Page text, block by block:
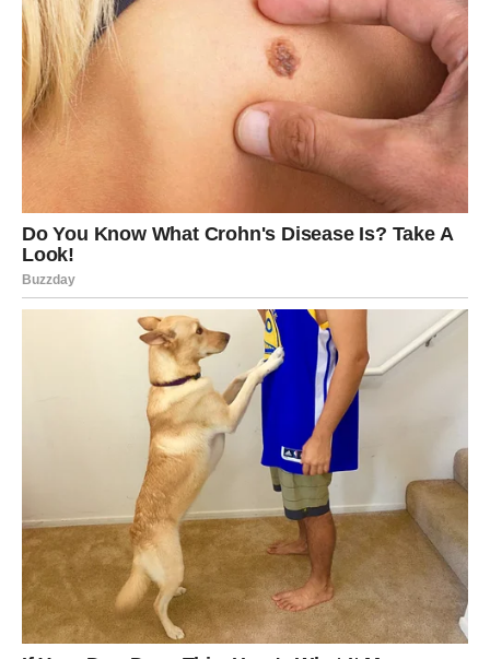
donetiveliki novac, prestiž i stabilnost kakvu dugo nisu
imali.
Ovo može biti:
pokretanje sopstvenog biznisa
ozbiljan ugovor sa jakom firmom
povratak starog projekta u velikom stilu
Zašto baš sada?
Saturn, vaš vladar, ulazi u aspekt koji nagrađuje istrajnost.
Sve ono što ste gradili polako – sada dobija
finansijsku
. Novac dolazi ne kao slučajnost, već kao
zaslužena nagrada .
Savjet za Jarčeve
Nemojte sumnjati u sebe. Ako vam se ponudi posao koji